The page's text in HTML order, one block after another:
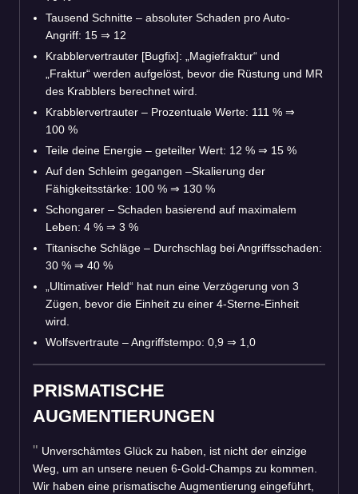
Tausend Schnitte – absoluter Schaden pro Auto-
Angriff: 15 ⇒ 12
Krabblervertrauter [Bugfix]: „Magiefraktur“ und
„Fraktur“ werden aufgelöst, bevor die Rüstung und MR
des Krabblers berechnet wird.
Krabblervertrauter – Prozentuale Werte: 111 % ⇒
100 %
Teile deine Energie – geteilter Wert: 12 % ⇒ 15 %
Auf den Schleim gegangen –Skalierung der
Fähigkeitsstärke: 100 % ⇒ 130 %
Schongarer – Schaden basierend auf maximalem
Leben: 4 % ⇒ 3 %
Titanische Schläge – Durchschlag bei Angriffsschaden:
30 % ⇒ 40 %
„Ultimativer Held“ hat nun eine Verzögerung von 3
Zügen, bevor die Einheit zu einer 4-Sterne-Einheit
wird.
Wolfsvertraute – Angriffstempo: 0,9 ⇒ 1,0
PRISMATISCHE
AUGMENTIERUNGEN
Unverschämtes Glück zu haben, ist nicht der einzige
Weg, um an unsere neuen 6-Gold-Champs zu kommen.
Wir haben eine prismatische Augmentierung eingeführt,